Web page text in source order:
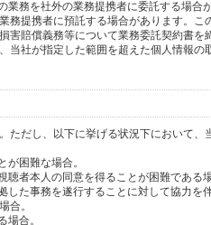
務を社外の業務提携者に委託する場合
務提携者に預託する場合があります。こ
害賠償義務等について業務委託契約書を
当社が指定した範囲を超えた個人情報の
ただし、以下に挙げる状況下において、
困難な場合。
者本人の同意を得ることが困難である場
た事務を遂行することに対して協力を
合。
合。